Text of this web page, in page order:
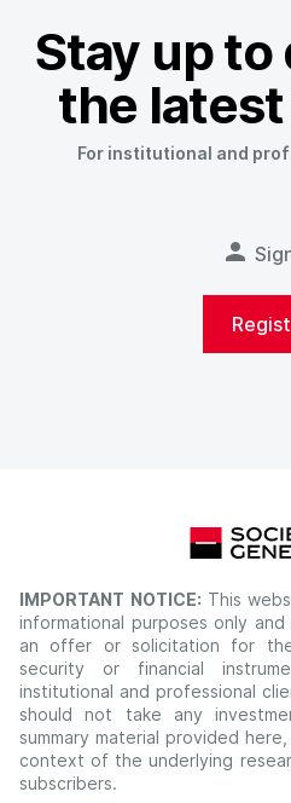
Stay up
the
For institutional and
IMPORTANT NOTICE: This
informational purposes only
an offer or solicitation for
security or financial
institutional and professional
should not take any
summary material provided
context of the underlying
subscribers.